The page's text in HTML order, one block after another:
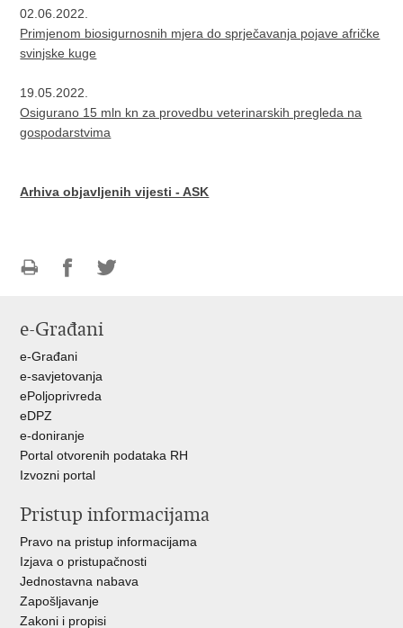
02.06.2022.
Primjenom biosigurnosnih mjera do sprječavanja pojave afričke
svinjske kuge
19.05.2022.
Osigurano 15 mln kn za provedbu veterinarskih pregleda na
gospodarstvima
Arhiva objavljenih vijesti - ASK
FacebookuTwitteru
e-Građani
e-Građani
e-savjetovanja
ePoljoprivreda
eDPZ
e-doniranje
Portal otvorenih podataka RH
Izvozni portal
Pristup informacijama
Pravo na pristup informacijama
Izjava o pristupačnosti
Jednostavna nabava
Zapošljavanje
Zakoni i propisi